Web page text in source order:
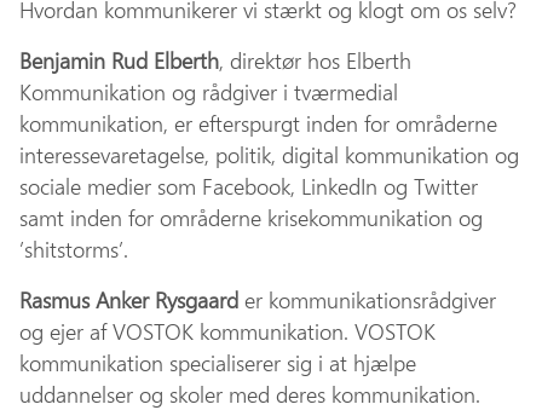
Hvordan kommunikerer vi stærkt og klogt om os selv?
Benjamin Rud Elberth, direktør hos Elberth
Kommunikation og rådgiver i tværmedial
kommunikation, er efterspurgt inden for områderne
interessevaretagelse, politik, digital kommunikation og
sociale medier som Facebook, LinkedIn og Twitter
samt inden for områderne krisekommunikation og
’shitstorms’.
Rasmus Anker Rysgaard er kommunikationsrådgiver
og ejer af VOSTOK kommunikation. VOSTOK
kommunikation specialiserer sig i at hjælpe
uddannelser og skoler med deres kommunikation.